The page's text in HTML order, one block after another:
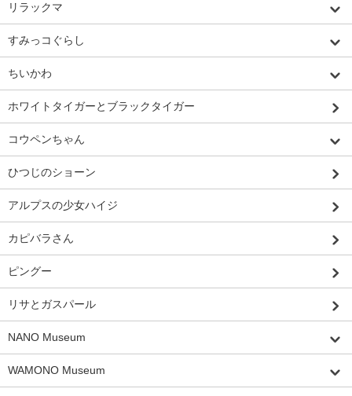
リラックマ
すみっコぐらし
ちいかわ
ホワイトタイガーとブラックタイガー
コウペンちゃん
ひつじのショーン
アルプスの少女ハイジ
カピバラさん
ピングー
リサとガスパール
NANO Museum
WAMONO Museum